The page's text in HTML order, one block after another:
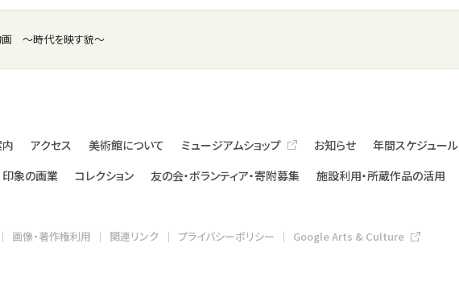
画 ～時代を映す貌～
アクセス 美術館について ミュージアムショップ お知らせ
年間スケジュール
印象の画業 コレクション 友の会・ボランティア・寄附募集 施設利用・所蔵作品の活用
画像・著作権利用 関連リンク プライバシーポリシー Google Arts & Culture